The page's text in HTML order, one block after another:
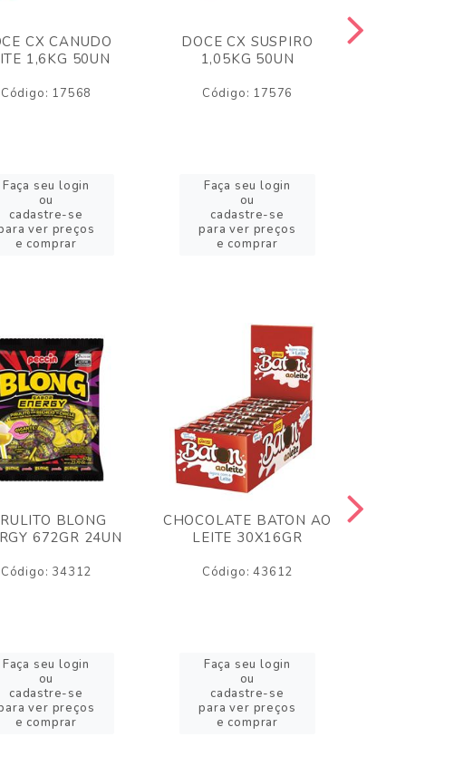
CX CANUDO
1,6KG 50UN
Código: 17568
Faça seu login
ou
cadastre-se
ver preços
e comprar
DOCE CX SUSPIRO
1,05KG 50UN
Código: 17576
Faça seu login
ou
cadastre-se
para ver preços
e comprar
BLONG
672GR 24UN
Código: 34312
Faça seu login
ou
cadastre-se
ver preços
e comprar
CHOCOLATE BATON AO
LEITE 30X16GR
Código: 43612
Faça seu login
ou
cadastre-se
para ver preços
e comprar